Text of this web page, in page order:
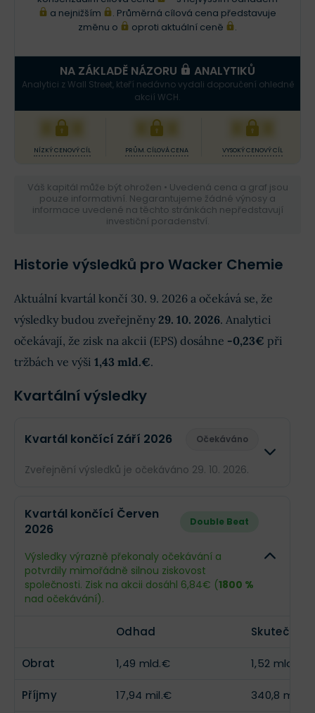
a nejnižším
. Průměrná cílová cena představuje
změnu o
oproti aktuální ceně .
NA ZÁKLADĚ NÁZORU ANALYTIKŮ
Analytici z Wall Street, kteří nedávno vydali doporučení ohledně
akcií WCH.
XXX
NÍZKÝ CENOVÝ CÍL
XXX
PRŮM. CÍLOVÁ CENA
XXX
VYSOKÝ CENOVÝ CÍL
Váš kapitál může být ohrožen • Uvedená cena a graf jsou
pouze informativní. Negarantujeme žádné výnosy a
informace uvedené na těchto stránkách nepředstavují
investiční poradenství.
Historie výsledků pro Wacker Chemie
Aktuální kvartál končí 30. 9. 2026 a očekává se, že
výsledky budou zveřejněny 29. 10. 2026. Analytici
očekávají, že zisk na akcii (EPS) dosáhne -0,23€ při
tržbách ve výši 1,43 mld.€.
Kvartální výsledky
Kvartál končící Září 2026 Očekáváno
Zveřejnění výsledků je očekáváno 29. 10. 2026.
Obrat
Příjmy -11,58 mil.€
EPS
Kvartál končící Červen
2026
Double Beat
Výsledky výrazně překonaly očekávání a
potvrdily mimořádně silnou ziskovost
společnosti. Zisk na akcii dosáhl 6,84€ (1800 %
nad očekávání).
Odhad Skutečnost
Obrat 1,49 mld.€ 1,52 mld.€
Příjmy 17,94 mil.€ 340,8 mil.€